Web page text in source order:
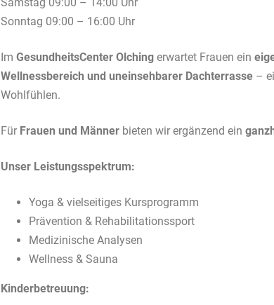
Sonntag 09:00 – 16:00 Uhr
Im GesundheitsCenter Olchingerwartet Frauen ein
Wellnessbereich und uneinsehbarer Dachterrasse–
Wohlfühlen.
Für Frauen und Männerbieten wir ergänzend ein
Unser Leistungsspektrum:
Yoga & vielseitiges Kursprogramm
Prävention & Rehabilitationssport
Medizinische Analysen
Wellness & Sauna
Kinderbetreuung: